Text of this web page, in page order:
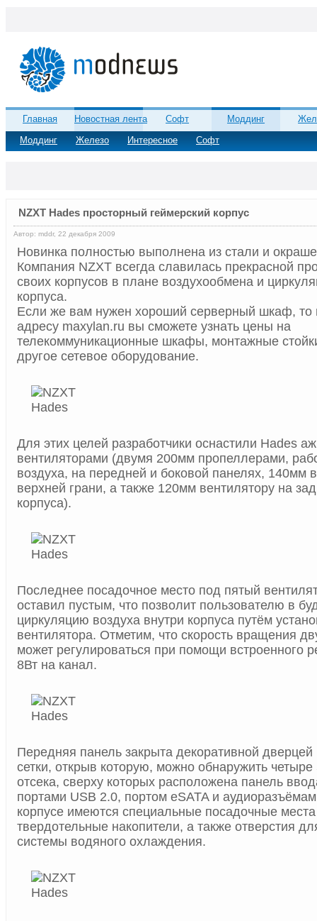
Главная
Новостная лента
Моддинг
Железо Интересное Софт
Софт Моддинг
NZXT Hades просторный геймерский корпус
Автор: mddr, 22 декабря 2009
Новинка полностью выполнена из стали и
Компания NZXT всегда славилась прекрасной
своих корпусов в плане воздухообмена и
корпуса.
Если же вам нужен хороший серверный шкаф,
адресу maxylan.ru вы сможете узнать цены на
телекоммуникационные шкафы, монтажные
другое сетевое оборудование.
Для этих целей разработчики оснастили Hades
вентиляторами (двумя 200мм пропеллерами,
воздуха, на передней и боковой панелях, 140мм
верхней грани, а также 120мм вентилятору на
корпуса).
Последнее посадочное место под пятый
оставил пустым, что позволит пользователю в
циркуляцию воздуха внутри корпуса путём
вентилятора. Отметим, что скорость вращения
может регулироваться при помощи встроенного
8Вт на канал.
Передняя панель закрыта декоративной дверцей
сетки, открыв которую, можно обнаружить
отсека, сверху которых расположена панель
портами USB 2.0, портом eSATA и
корпусе имеются специальные посадочные
твердотельные накопители, а также отверстия
системы водяного охлаждения.